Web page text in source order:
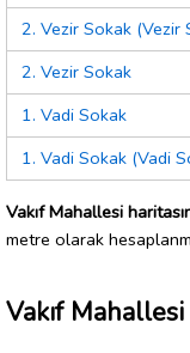
2. Vezir Sokak (Vezir
2. Vezir Sokak
1. Vadi Sokak
1. Vadi Sokak (Vadi
Vakıf Mahallesi
metre olarak
Vakıf